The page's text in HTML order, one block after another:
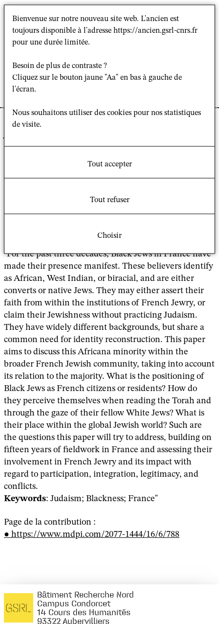
Mokoko Gampiot, Aurélien. « The Emergence of Black Jews
in France » dans
Movements ». Bâle : MDPI, 2025
Aurélien Mokoko Gampiot
l'émergence en France de la communauté des juifs
"For the past three decades, Black Jews in France have
made their presence manifest. These believers identify
as African, West Indian, or biracial, and are either
converts or native Jews. They may either assert their
faith from within the institutions of French Jewry, or
claim their Jewishness without practicing Judaism.
They have widely different backgrounds, but share a
common need for identity reconstruction. This paper
aims to discuss this Africana minority within the
broader French Jewish community, taking into account
its relation to the majority. What is the positioning of
Black Jews as French citizens or residents? How do
they perceive themselves when reading the Torah and
through the gaze of their fellow White Jews? What is
their place within the global Jewish world? Such are
the questions this paper will try to address, building on
fifteen years of fieldwork in France and assessing their
involvement in French Jewry and its impact with
regard to participation, integration, legitimacy, and
conflicts.
Keywords: Judaism; Blackness; France"
Page de la contribution :
https://www.mdpi.com/2077-1444/16/6/788
Bienvenue sur notre nouveau site web. L'ancien est
toujours disponible à l'adresse https://ancien.gsrl-cnrs.fr
pour une durée limitée.
Besoin de plus de contraste ?
Cliquez sur le bouton jaune "Aa" en bas à gauche de
l'écran.
Nous souhaitons utiliser des cookies pour nos statistiques
de visite.
Tout accepter
Tout refuser
Choisir
Bâtiment Recherche Nord
Campus Condorcet
14 Cours des Humanités
93322 Aubervilliers